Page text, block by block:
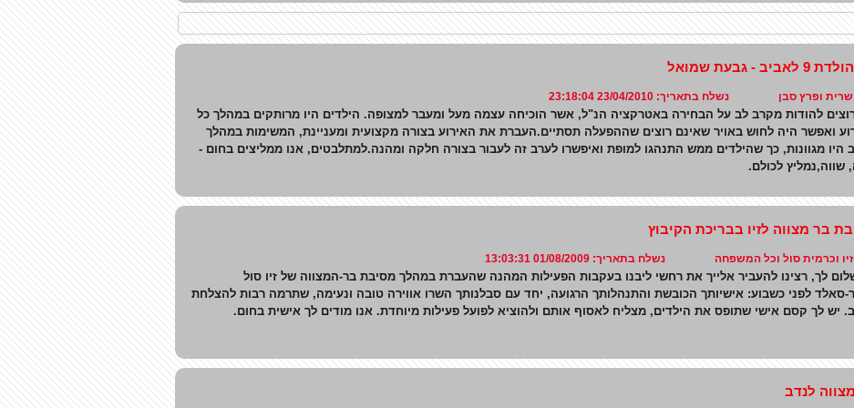
- גבעת שמואל
ופרץ סבן נשלח בתאריך: 23/04/2010 23:18:04
להודות מקרב לב על הבחירה באטרקציה הנ"ל, אשר הוכיחה עצמה מעל ומעבר למצופה. הילדים היו מרותקים במהלך כל
ואפשר היה לחוש באויר שאינם רוצים שההפעלה תסתיים.העברת את האירוע בצורה מקצועית ומעניינת, המשימות במהלך
היו מגוונות, כך שהילדים ממש התנהגו למופת ואיפשרו לערב זה לעבור בצורה חלקה ומהנה.למתלבטים, אנו ממליצים בחום -
שווה,נמליץ לכולם.
בר מצווה לזיו בבריכת הקיבוץ
וכרמית סול וכל המשפחה נשלח בתאריך: 01/08/2009 13:03:31
לך, רצינו להעביר אלייך את רחשי ליבנו בעקבות הפעילות המהנה שהעברת במהלך מסיבת בר-המצווה של זיו סול
סאלד לפני כשבוע: אישיותך הכובשת והתנהלותך הרגועה, יחד עם סבלנותך השרו אווירה טובה ונעימה, שתרמה רבות להצלחת
יש לך קסם אישי שתופס את הילדים, מצליח לאסוף אותם ולהוציא לפועל פעילות מיוחדת. אנו מודים לך אישית בחום.
לנדב